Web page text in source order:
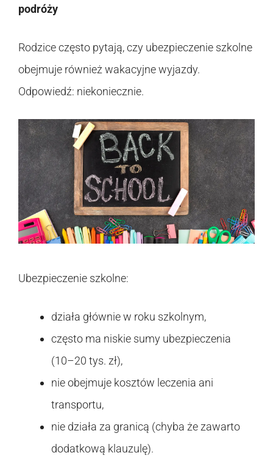
podróży
Rodzice często pytają, czy ubezpieczenie szkolne
obejmuje również wakacyjne wyjazdy.
Odpowiedź: niekoniecznie.
Ubezpieczenie szkolne:
działa głównie w roku szkolnym,
często ma niskie sumy ubezpieczenia
(10–20 tys. zł),
nie obejmuje kosztów leczenia ani
transportu,
nie działa za granicą (chyba że zawarto
dodatkową klauzulę).